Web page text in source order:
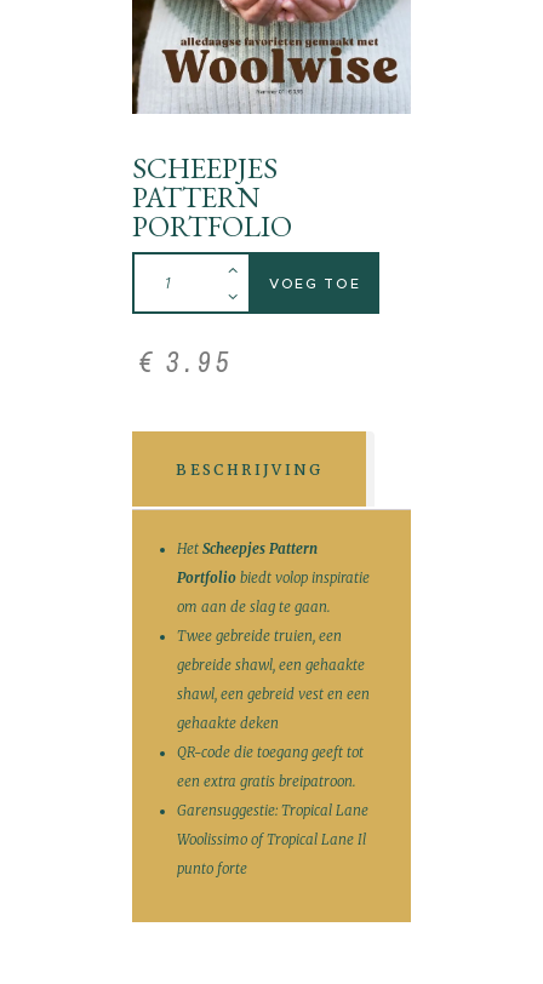
SCHEEPJES
PATTERN
PORTFOLIO
VOEG TOE
€ 3. 95
BESCHRIJVING
HetScheepjes Pattern
Portfolio biedt volop inspiratie
om aan de slag te gaan.
Twee gebreide truien, een
gebreide shawl, een gehaakte
shawl, een gebreid vest en een
gehaakte deken
QR-code die toegang geeft tot
een extra gratis breipatroon.
Garensuggestie: Tropical Lane
Woolissimo of Tropical Lane Il
punto forte